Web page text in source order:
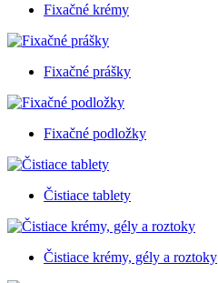
Fixačné krémy
Fixačné prášky
Fixačné podložky
Čistiace tablety
Čistiace krémy, gély a roztoky